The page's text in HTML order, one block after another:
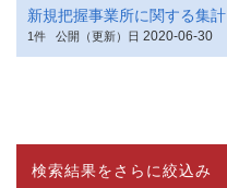
新規把握事業所に関する集計
1件 公開（更新）日 2020-06-30
検索結果をさらに絞込み